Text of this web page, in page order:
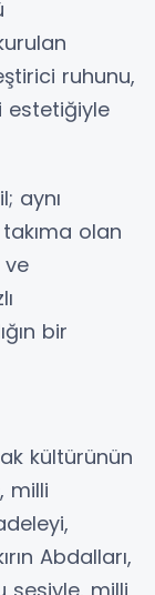
ruhunu,
estetiğiyle
aynı
olan
ve
bir
kültürünün
milli
Abdalları,
sesiyle, milli